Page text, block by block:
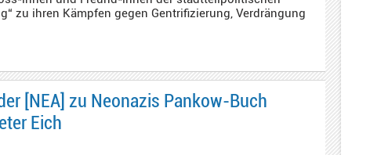
zu ihren Kämpfen gegen Gentrifizierung, Verdrängung
[NEA] zu Neonazis Pankow-Buch
Eich